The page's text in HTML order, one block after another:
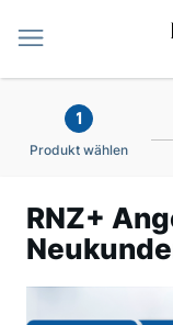
1
Produkt wählen
RNZ+